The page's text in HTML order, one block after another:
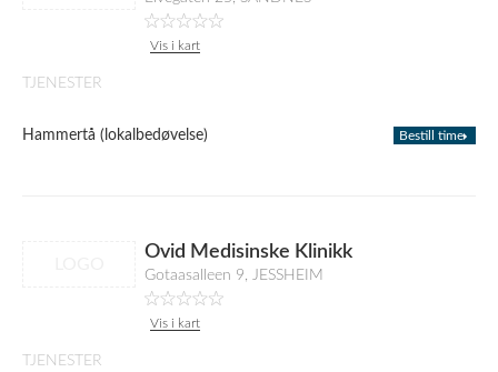
Vis i kart
TJENESTER
Hammertå (lokalbedøvelse) Bestill time
Ovid Medisinske Klinikk
Gotaasalleen 9, JESSHEIM
Vis i kart
TJENESTER